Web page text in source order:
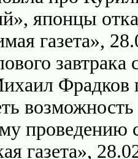
японцы
газета»,
Фрадков
проведению
газета»,